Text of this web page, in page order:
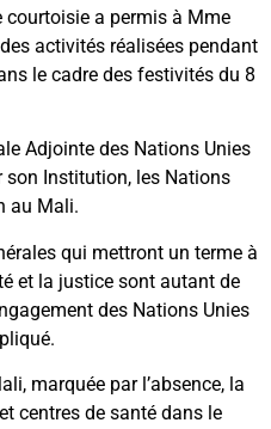
courtoisie a permis à Mme
activités réalisées pendant
le cadre des festivités du 8
Adjointe des Nations Unies
Institution, les Nations
au Mali.
qui mettront un terme à
et la justice sont autant de
des Nations Unies
marquée par l’absence, la
centres de santé dans le